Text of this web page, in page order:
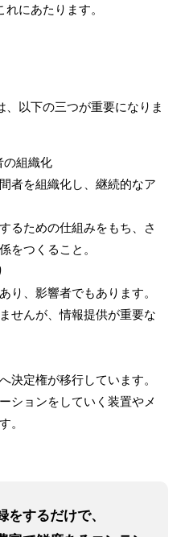
にあたります。
以下の三つが重要になりま
の組織化
者を組織化し、継続的なア
るための仕組みをもち、さ
をつくること。
り、影響者でもあります。
せんが、情報提供が重要な
決定権が移行しています。
ションをしていく装置やメ
。
をするだけで、